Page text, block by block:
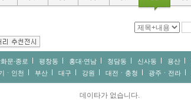
문∙종로 평창동 홍대∙연남 청담동 신사동 용산
ㆍ인천 부산 대구 강원 대전ㆍ충청 광주ㆍ전라
데이타가 없습니다.